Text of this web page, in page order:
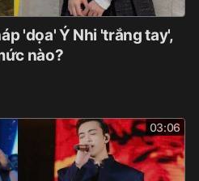
'dọa' Ý Nhi 'trắng tay',
nào?
03:06